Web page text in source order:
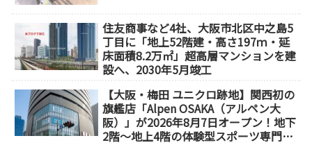
住友商事など4社、大阪市北区中之島5
丁目に「地上52階建・高さ197ｍ・延
床面積8.2万㎡」超高層マンションを建
設へ、2030年5月竣工
【大阪・梅田 ユニクロ跡地】関西初の
旗艦店「Alpen OSAKA（アルペン大
阪）」が2026年8月7日オープン！地下
2階～地上4階の体験型スポーツ専門店